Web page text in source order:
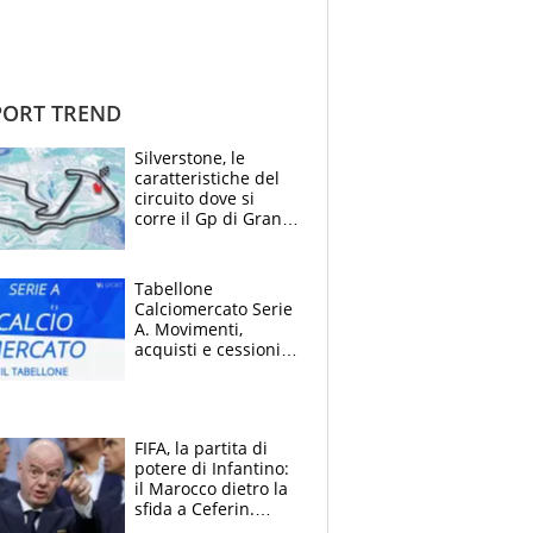
TREND
Silverstone, le
caratteristiche del
circuito dove si
corre il Gp di Gran
Tabellone
Calciomercato Serie
A. Movimenti,
acquisti e cessioni:
FIFA, la partita di
potere di Infantino:
il Marocco dietro la
sfida a Ceferin.